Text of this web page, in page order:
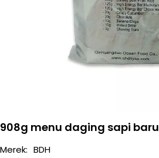
908g menu daging sapi baru
Merek: BDH